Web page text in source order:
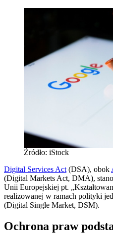
Źródło: iStock
Digital Services Act (DSA), obok
(Digital Markets Act, DMA),
Unii Europejskiej pt.
realizowanej w ramach polityki
(Digital Single Market, DSM).
Ochrona praw